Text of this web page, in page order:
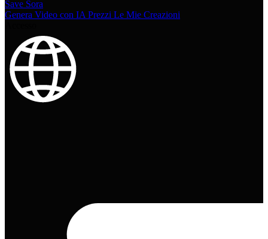
Save Sora
Genera Video con IA Prezzi Le Mie Creazioni